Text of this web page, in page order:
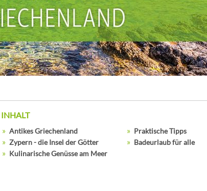
INHALT
Antikes Griechenland
Zypern - die Insel der Götter
Kulinarische Genüsse am Meer
Praktische Tipps
Badeurlaub für alle